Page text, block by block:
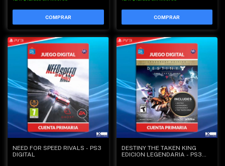
NEED FOR SPEED RIVALS - PS3
DIGITAL
DESTINY THE TAKEN KING
EDICION LEGENDARIA - PS3